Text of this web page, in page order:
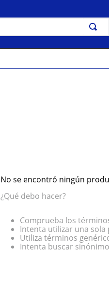
No se encontró ningún
¿Qué debo hacer?
Comprueba los
Intenta utilizar una sola
Utiliza términos
Intenta buscar